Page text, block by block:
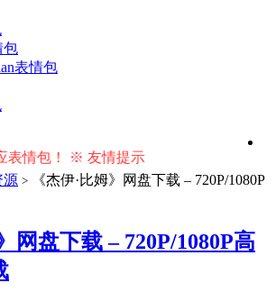
包
表情包
！ ※ 友情提示：右上角输入搜索词按回
源 >
《杰伊·比姆》网盘下载 – 720P/1080P
网盘下载 – 720P/1080P高